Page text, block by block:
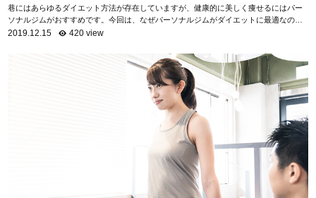
め！
巷にはあらゆるダイエット方法が存在していますが、健康的に美しく痩せるにはパー
ソナルジムがおすすめです。今回は、なぜパーソナルジムがダイエットに最適なのか
を項目ごとに分けて、詳しく解説いたします。 自...
2019.12.15 420 view